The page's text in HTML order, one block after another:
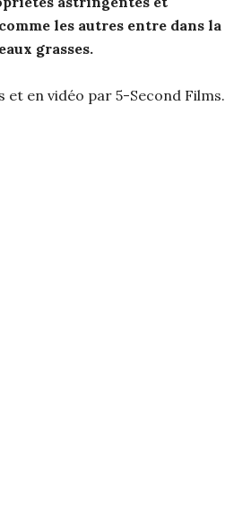
les autres entre dans la
grasses.
en vidéo par 5-Second Films.